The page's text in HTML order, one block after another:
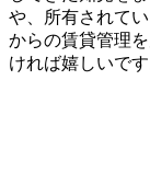
や、所有されて
からの賃貸管理
ければ嬉しいです